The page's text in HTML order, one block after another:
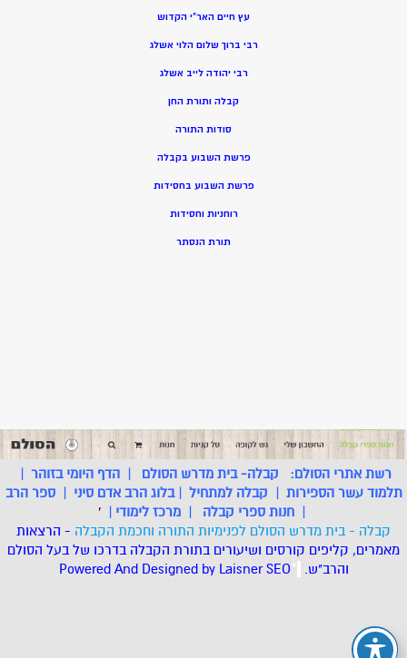
עץ חיים האר”י הקדוש
רבי ברוך שלום הלוי אשלג
רבי יהודה לייב אשלג
קבלה ותורת החן
סודות התורה
פרשת השבוע בקבלה
פרשת השבוע בחסידות
רוחניות וחסידות
תורת הנסתר
רשת אתרי הסולם: קבלה- בית מדרש הסולם |הדף היומי בזוהר |
תלמוד עשר הספירות | קבלה למתחיל |בלוג הרב אדם סיני |ספר הרב
| חנות ספרי קבלה | מרכז לימודי |
'
קבלה - בית מדרש הסולם לפנימיות התורה וחכמת הקבלה - הרצאות
מאמרים, קליפים קורסים ושיעורים בתורת הקבלה בדרכו של בעל הסולם
והרב"ש. *
Powered And Designed by LaisnerSEO